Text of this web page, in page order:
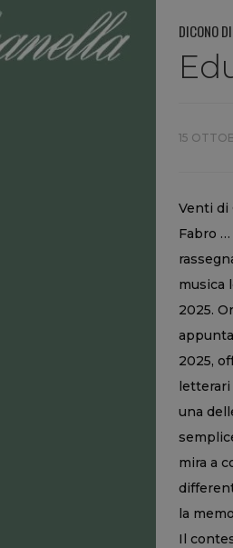
DICONO
15
Venti di
Fabro
musica
2025.
2025,
letterari
una
mira a
la
Il